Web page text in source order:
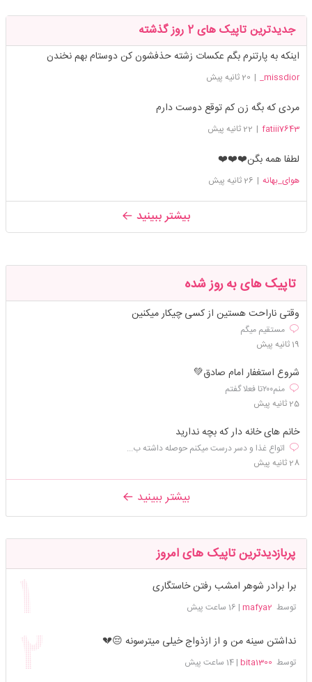
جدیدترین تاپیک های 2 روز گذشته
اینکه به پارتنرم بگم عکسات زشته حذفشون کن دوستام بهم نخندن
missdior_
| 20 ثانیه پیش
مردی که بگه زن کم توقع دوست دارم
fatiii7643
| 22 ثانیه پیش
لطفا همه بگن❤️❤️❤️
هوای_بهانه | 26 ثانیه پیش
بیشتر ببینید
تاپیک های به روز شده
وقتی ناراحت هستین از کسی چیکار میکنین
مستقیم میگم
19 ثانیه پیش
شروع استغفار امام صادق💚
منم۲۰۰تا فعلا گفتم
25 ثانیه پیش
خانم های خانه دار که بچه ندارید
اتواع غذا و دسر درست میکنم حوصله داشته ب...
28 ثانیه پیش
بیشتر ببینید
پربازدیدترین تاپیک های امروز
برا برادر شوهر امشب رفتن خاستگاری
توسط mafya2
| 16 ساعت پیش
نداشتن سینه من و از ازذواج خیلی میترسونه 😔💔
توسط bita1300
|14 ساعت پیش